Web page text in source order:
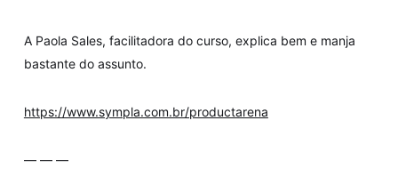
A Paola Sales, facilitadora do curso, explica bem e manja
bastante do assunto.
https://www.sympla.com.br/productarena
— — —